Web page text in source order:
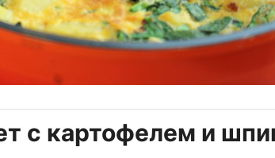
с картофелем и